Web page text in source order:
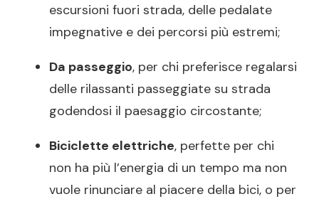
escursioni fuori strada, delle pedalate
impegnative e dei percorsi più estremi;
Da passeggio, per chi preferisce regalarsi
delle rilassanti passeggiate su strada
godendosi il paesaggio circostante;
Biciclette elettriche, perfette per chi
non ha più l’energia di un tempo ma non
vuole rinunciare al piacere della bici, o per